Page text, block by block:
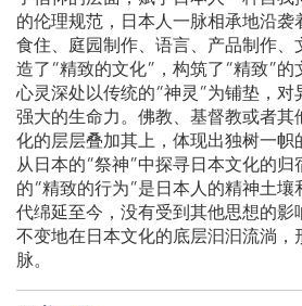
的伦理规范，日本人一脉相承地沿袭
食住、庭园制作、语言、产品制作、
造了“精致的文化”，构筑了“精致”的
心灵深处以传统的“神灵”为铺垫，对
强大的生命力。佛教、基督教或者其
化的层层叠加其上，体现出独树一帜
从日本的“祭神”中探寻日本文化的归
的“精致的行为”是日本人的精神土
代绵延至今，没有受到其他思想的影
不变地在日本文化的底层汩汩流淌，
脉。